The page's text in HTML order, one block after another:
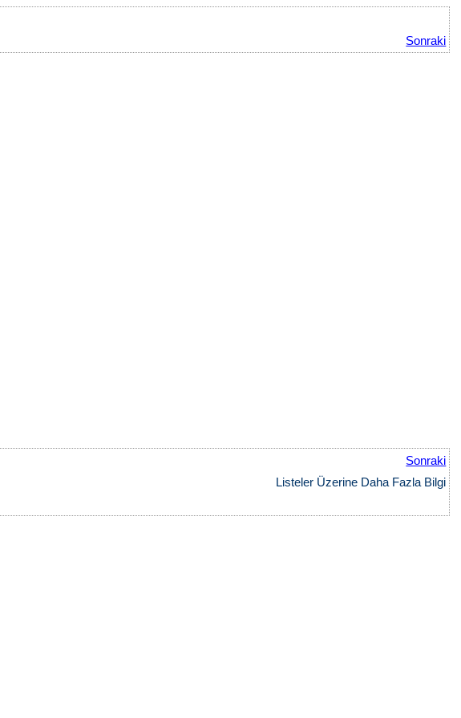
Sonraki
Sonraki
Listeler Üzerine Daha Fazla Bilgi